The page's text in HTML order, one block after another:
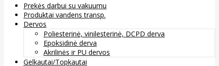
Prekės darbui su vakuumu
Produktai vandens transp.
Dervos
Poliesterinė, vinilesterinė, DCPD derva
Epoksidinė derva
Akrilinės ir PU dervos
Gelkautai/Topkautai